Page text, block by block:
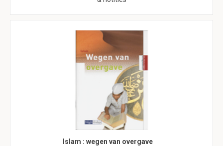
Islam : wegen van overgave